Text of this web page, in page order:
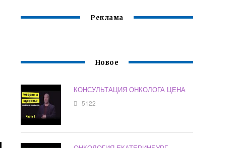
Реклама
Новое
КОНСУЛЬТАЦИЯ ОНКОЛОГА ЦЕНА
5122